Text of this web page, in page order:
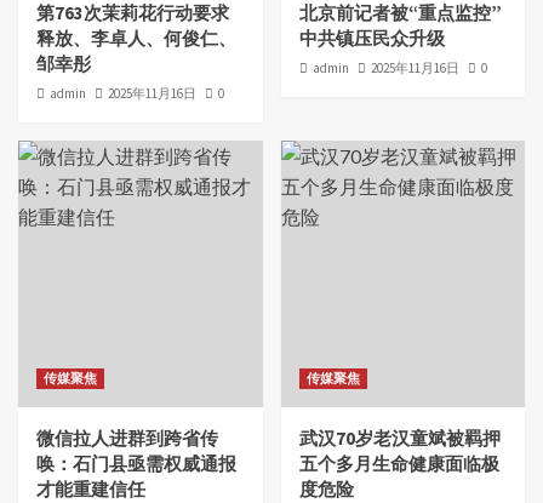
第763次茉莉花行动要求
释放、李卓人、何俊仁、
邹幸彤
admin 2025年11月16日 0
北京前记者被“重点监控”
中共镇压民众升级
admin 2025年11月16日 0
传媒聚焦
微信拉人进群到跨省传
唤：石门县亟需权威通报
才能重建信任
传媒聚焦
武汉70岁老汉童斌被羁押
五个多月生命健康面临极
度危险